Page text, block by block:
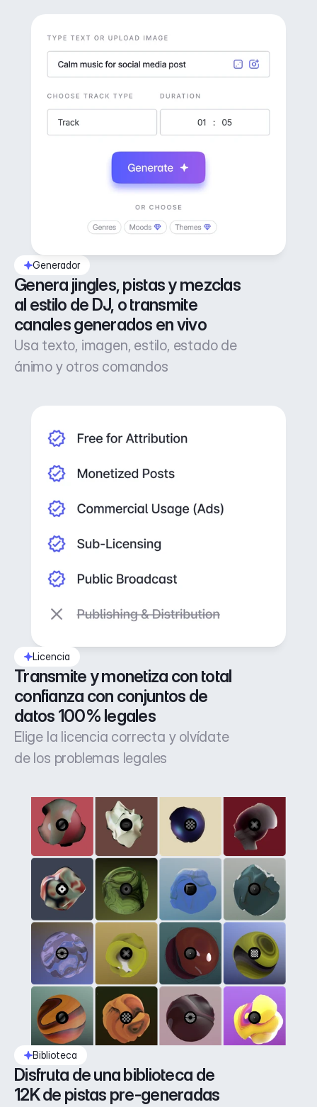
Generador
Genera jingles, pistas y mezclas
al estilo de DJ, o transmite
canales generados en vivo
Usa texto, imagen, estilo, estado de
ánimo y otros comandos
Licencia
Transmite y monetiza con total
confianza con conjuntos de
datos 100% legales
Elige la licencia correcta y olvídate
de los problemas legales
Biblioteca
Disfruta de una biblioteca de
12K de pistas pre-generadas